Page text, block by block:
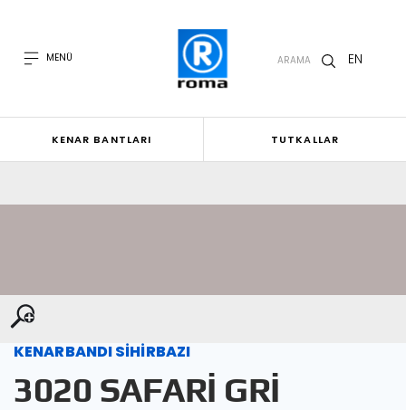
MENÜ ARAMA EN
KENAR BANTLARI TUTKALLAR
KENARBANDI SİHİRBAZI
3020 SAFARİ GRİ